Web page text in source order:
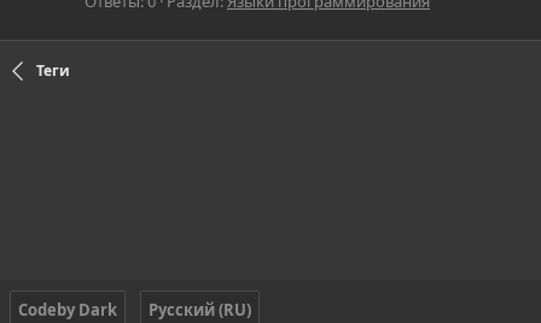
Теги
Codeby Dark
Русский (RU)